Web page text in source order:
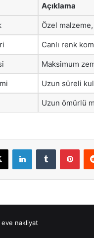
Açıklama
Özel
Canlı renk
Maksimum
Uzun süreli
Uzun ömürlü
X LinkedInTumblr
nakliyat